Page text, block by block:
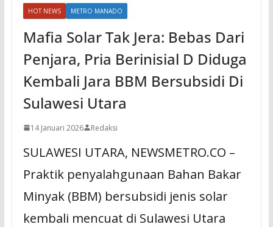
HOT NEWS METRO MANADO
Mafia Solar Tak Jera: Bebas Dari
Penjara, Pria Berinisial D Diduga
Kembali Jara BBM Bersubsidi Di
Sulawesi Utara
14 Januari 2026 Redaksi
SULAWESI UTARA, NEWSMETRO.CO –
Praktik penyalahgunaan Bahan Bakar
Minyak (BBM) bersubsidi jenis solar
kembali mencuat di Sulawesi Utara